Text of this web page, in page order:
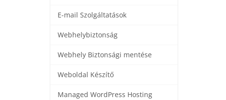
E-mail Szolgáltatások
Webhelybiztonság
Webhely Biztonsági mentése
Weboldal Készítő
Managed WordPress Hosting